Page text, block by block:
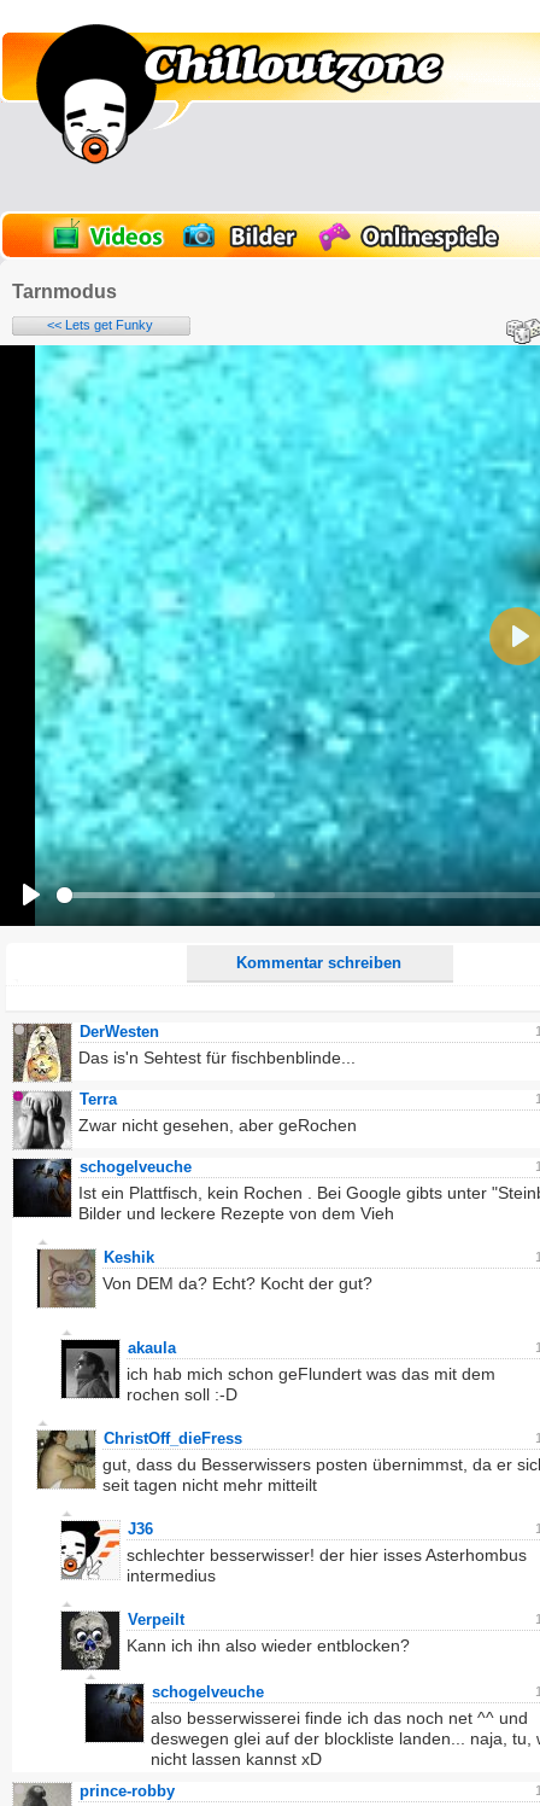
Tarnmodus
<< Lets get Funky
Kommentar schreiben
E-Mail-Adresse (optional):
Kommentar:
Alle HTML-Tags außer <br>, <strike> und <i> werden aus Deinem Kommentar entfernt.
URLs werden automatisch umgewandelt. Bitte verwende "www." oder "http://" in URLs
Ich möchte eine E-Mail, wenn zu meinem Kommentar Antworten erscheinen.
Ich möchte eine E-Mail, wenn auf dieser Seite weitere Kommentare erscheinen.
DerWesten
Das is'n Sehtest für fischbenblinde...
Terra
Zwar nicht gesehen, aber geRochen
schogelveuche
Ist ein Plattfisch, kein Rochen . Bei Google gibts unter
Bilder und leckere Rezepte von dem Vieh
Keshik
Von DEM da? Echt? Kocht der gut?
akaula
ich hab mich schon geFlundert was das mit dem
rochen soll :-D
ChristOff_dieFress
gut, dass du Besserwissers posten übernimmst, da er
seit tagen nicht mehr mitteilt
J36
schlechter besserwisser! der hier isses Asterhombus
intermedius
Verpeilt
Kann ich ihn also wieder entblocken?
schogelveuche
also besserwisserei finde ich das noch net ^^ und
deswegen glei auf der blockliste landen... naja, tu,
nicht lassen kannst xD
prince-robby